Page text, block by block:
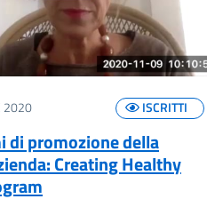
ISCRITTI
2020
di promozione della
Creating Healthy